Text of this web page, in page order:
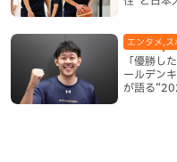
「優勝し
ールデン
が語る
エンタメ,ス